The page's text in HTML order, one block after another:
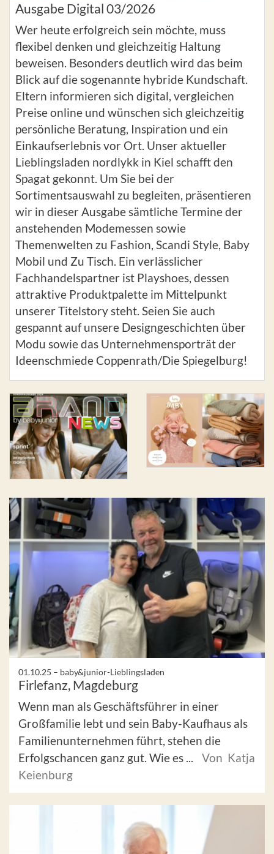
Ausgabe Digital 03/2026
Wer heute erfolgreich sein möchte, muss
flexibel denken und gleichzeitig Haltung
beweisen. Besonders deutlich wird das beim
Blick auf die sogenannte hybride Kundschaft.
Eltern informieren sich digital, vergleichen
Preise online und wünschen sich gleichzeitig
persönliche Beratung, Inspiration und ein
Einkaufserlebnis vor Ort. Unser aktueller
Lieblingsladen nordlykk in Kiel schafft den
Spagat gekonnt. Um Sie bei der
Sortimentsauswahl zu begleiten, präsentieren
wir in dieser Ausgabe sämtliche Termine der
anstehenden Modemessen sowie
Themenwelten zu Fashion, Scandi Style, Baby
Mobil und Zu Tisch. Ein verlässlicher
Fachhandelspartner ist Playshoes, dessen
attraktive Produktpalette im Mittelpunkt
unserer Titelstory steht. Seien Sie auch
gespannt auf unsere Designgeschichten über
Modu sowie das Unternehmensporträt der
Ideenschmiede Coppenrath/Die Spiegelburg!
01.10.25 – baby&junior-Lieblingsladen
Firlefanz, Magdeburg
Wenn man als Geschäftsführer in einer
Großfamilie lebt und sein Baby-Kaufhaus als
Familienunternehmen führt, stehen die
Erfolgschancen ganz gut. Wie es ...
Von Katja
Keienburg